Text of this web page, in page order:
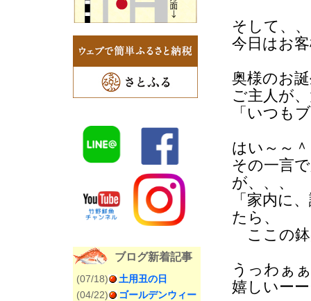
ブログ新着記事
(07/18)
土用丑の日
(04/22)
ゴールデンウィー
そして、
今日はお
奥様のお
ご主人が
「いつも
はい～～
その一言
が、、、
「家内に
たら、
ここの鉢
うっわぁ
嬉しいー